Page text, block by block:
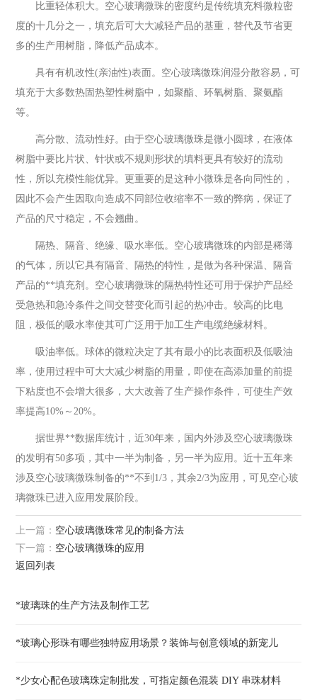
比重轻体积大。空心玻璃微珠的密度约是传统填充料微粒密
度的十几分之一，填充后可大大减轻产品的基重，替代及节省更
多的生产用树脂，降低产品成本。
具有有机改性(亲油性)表面。空心玻璃微珠润湿分散容易，可
填充于大多数热固热塑性树脂中，如聚酯、环氧树脂、聚氨酯
等。
高分散、流动性好。由于空心玻璃微珠是微小圆球，在液体
树脂中要比片状、针状或不规则形状的填料更具有较好的流动
性，所以充模性能优异。更重要的是这种小微珠是各向同性的，
因此不会产生因取向造成不同部位收缩率不一致的弊病，保证了
产品的尺寸稳定，不会翘曲。
隔热、隔音、绝缘、吸水率低。空心玻璃微珠的内部是稀薄
的气体，所以它具有隔音、隔热的特性，是做为各种保温、隔音
产品的**填充剂。空心玻璃微珠的隔热特性还可用于保护产品经
受急热和急冷条件之间交替变化而引起的热冲击。较高的比电
阻，极低的吸水率使其可广泛用于加工生产电缆绝缘材料。
吸油率低。球体的微粒决定了其有最小的比表面积及低吸油
率，使用过程中可大大减少树脂的用量，即使在高添加量的前提
下粘度也不会增大很多，大大改善了生产操作条件，可使生产效
率提高10%～20%。
据世界**数据库统计，近30年来，国内外涉及空心玻璃微珠
的发明有50多项，其中一半为制备，另一半为应用。近十五年来
涉及空心玻璃微珠制备的**不到1/3，其余2/3为应用，可见空心玻
璃微珠已进入应用发展阶段。
上一篇： 空心玻璃微珠常见的制备方法
返回列表
下一篇： 空心玻璃微珠的应用
*玻璃珠的生产方法及制作工艺
*玻璃心形珠有哪些独特应用场景？装饰与创意领域的新宠儿
*少女心配色玻璃珠定制批发，可指定颜色混装 DIY 串珠材料